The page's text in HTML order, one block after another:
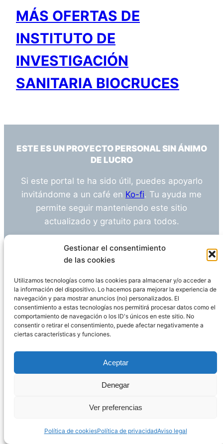
Gestionar el consentimiento
de las cookies
Utilizamos tecnologías como las cookies para almacenar y/o acceder a
la información del dispositivo. Lo hacemos para mejorar la experiencia de
navegación y para mostrar anuncios (no) personalizados. El
consentimiento a estas tecnologías nos permitirá procesar datos como el
comportamiento de navegación o los ID's únicos en este sitio. No
consentir o retirar el consentimiento, puede afectar negativamente a
ciertas características y funciones.
Aceptar
Denegar
Ver preferencias
Política de cookiesPolítica de privacidadAviso legal
MÁS OFERTAS DE
INSTITUTO DE
INVESTIGACIÓN
SANITARIA BIOCRUCES
ESTE ES UN PROYECTO PERSONAL SIN ÁNIMO
DE LUCRO
Si este portal te ha sido útil, puedes apoyarlo
invitándome a un café en Ko-fi. Tu ayuda me
permite seguir manteniendo este sitio
actualizado y gratuito para todos.
¿Tienes alguna duda o sugerencia? Escríbeme
info@empleosanitarioinvestigacion.es
Descargo de Responsabilidad
Declaración de Privacidad Política de cookies
WordPress
Página administrada por Javier Ripoll
PHP Code SnippetsPowered By :XYZScripts.com